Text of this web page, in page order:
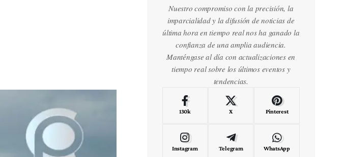
Nuestro compromiso con la precisión, la
imparcialidad y la difusión de noticias de
última hora en tiempo real nos ha ganado la
confianza de una amplia audiencia.
Manténgase al día con actualizaciones en
tiempo real sobre los últimos eventos y
tendencias.
130k X Pinterest
Instagram Telegram WhatsApp